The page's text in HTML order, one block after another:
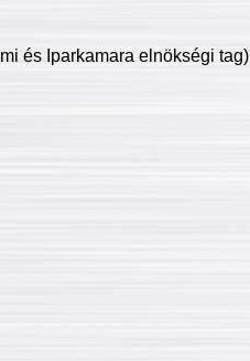
és Iparkamara elnökségi tag)